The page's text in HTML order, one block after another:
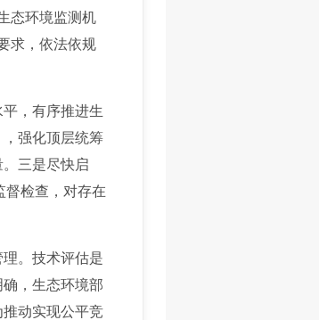
态环境监测机
求，依法依规
，有序推进生
强化顶层统筹
三是尽快启
督检查，对存在
。技术评估是
，生态环境部
动实现公平竞